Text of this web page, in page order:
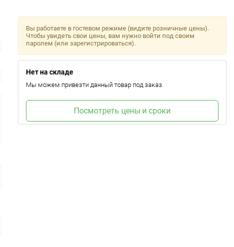
Вы работаете в гостевом режиме (видите розничные цены).
Чтобы увидеть свои цены, вам нужно войти под своим
паролем (или зарегистрироваться).
Нет на складе
Мы можем привезти данный товар под заказ.
Посмотреть цены и сроки